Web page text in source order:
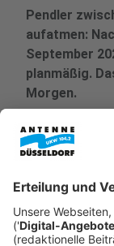
Pendler
aufatmen:
September
planmäßig.
Morgen.
Veröffentlicht:
Sabotage